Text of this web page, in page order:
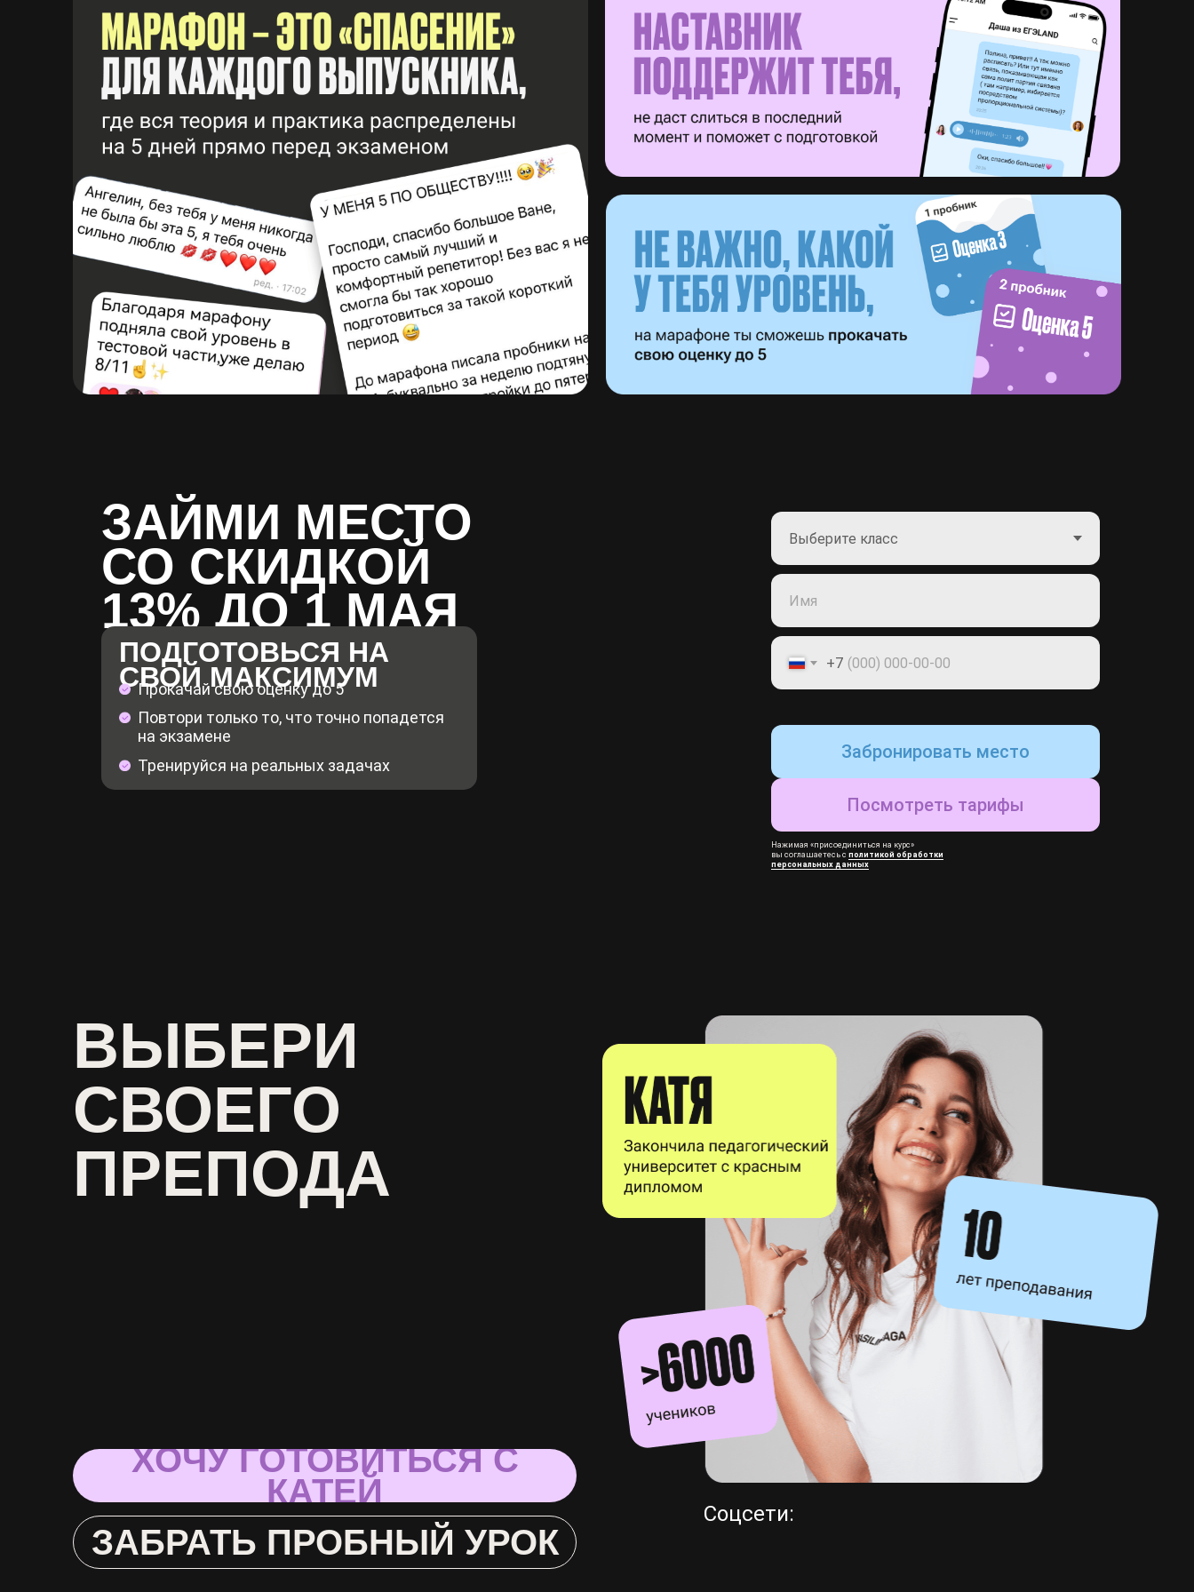
ЗАЙМИ МЕСТО
СО СКИДКОЙ
13% ДО 1 МАЯ
ЗАЙМИ
МЕСТО СО
СКИДКОЙ
30% ДО 1
МАЯ
ПОДГОТОВЬСЯ НА
СВОЙ МАКСИМУМ +7
Забронировать место
Нажимая «присоединиться на курс»
вы соглашаетесь с политикой обработки
персональных данных
Прокачай свою оценку до 5
Повтори только то, что точно попадется
на экзамене
Тренируйся на реальных задачах
Посмотреть тарифы
ВЫБЕРИ
СВОЕГО
ПРЕПОДА
ХОЧУ ГОТОВИТЬСЯ С
КАТЕЙ
ЗАБРАТЬ ПРОБНЫЙ УРОК
Соцсети: